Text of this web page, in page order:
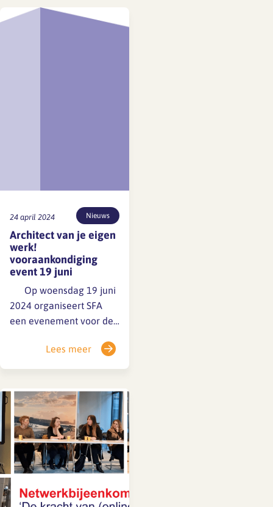
(aantal werknemers/fte,
24 april 2024 Nieuws
Architect van je eigen
werk!
vooraankondiging
event 19 juni
Op woensdag 19 juni
2024 organiseert SFA
een evenement voor de
in Bibliotheek Neude te
Utrecht. Werkzaam zijn
creatief bezig zijn, maar
ook deadlines halen en
zorgen voor voldoende
opdrachten. Dat zorgt
voor werkdruk. Hoe zorg
je er voor dat je,…
Lees meer